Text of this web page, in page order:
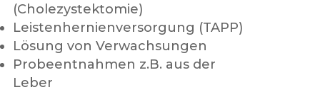
(Cholezystektomie)
Leistenhernienversorgung (TAPP)
Lösung von Verwachsungen
Probeentnahmen z.B. aus der
Leber